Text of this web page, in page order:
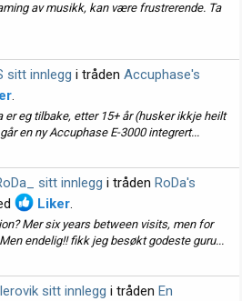
av musikk, kan være frustrerende. Ta
sitt innlegg i tråden Accuphase's
.
er eg tilbake, etter 15+ år (husker ikkje heilt
en ny Accuphase E-3000 integrert...
sitt innlegg i tråden RoDa's
Liker.
Mer six years between visits, men for
endelig!! fikk jeg besøkt godeste guru...
sitt innlegg i tråden En